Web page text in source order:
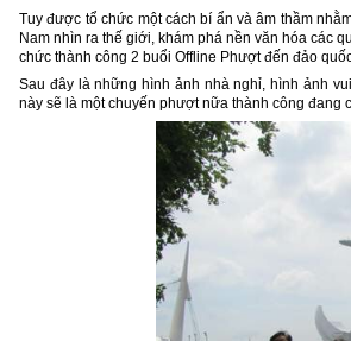
Tuy được tổ chức một cách bí ẩn và âm thầm
Nam nhìn ra thế giới, khám phá nền văn hóa các
chức thành công 2 buổi Offline Phượt đến đảo
Sau đây là những hình ảnh nhà nghỉ, hình ảnh
này sẽ là một chuyến phượt nữa thành công đang